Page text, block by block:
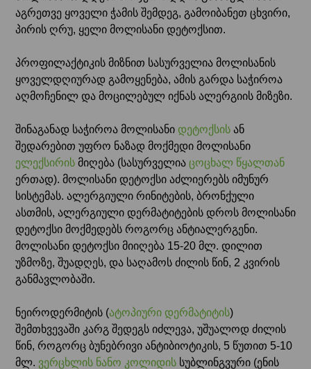
აგრეთვე ყოველი ჭამის შემდეგ, გამოიბანეთ ცხვირი,
პირის ღრუ, ყელი მოლისანი დეტოქსით.
პროფილაქტიკის მიზნით სასურველია მოლისანის
ყოველდღიურად გამოყენება, ამის გარდა საჭიროა
აღმოჩენილ და მოცილებულ იქნას ალერგიის მიზეზი.
შინაგანად საჭიროა მოლისანი დეტოქსის ან
შედარებით უფრო ნაზად მოქმედი მოლისანი
ელექსირის მიღება (სასურველია ცოცხალ წყალთან
ერთად). მოლისანი დეტოქსი აძლიერებს იმუნურ
სისტემას. ალერგიული რინიტების, ბრონქული
ასთმის, ალერგიული დერმატიტების დროს მოლისანი
დეტოქსი მოქმედებს როგორც ანტიალერგენი.
მოლისანი დეტოქსი მიიღება 15-20 მლ. დილით
უზმოზე, შუადღეს, და საღამოს ძილის წინ, 2 კვირის
განმავლობაში.
ნეიროდერმიტის (ატოპიური დერმატიტის)
შემთხვევაში კარგ შედეგს იძლევა, უშუალოდ ძილის
წინ, როგორც ბუნებრივი ანტიბიოტიკის, 5 წუთით 5-10
მლ. ვერცხლის ნანო კოლიდის სუბლინგვური (ენის